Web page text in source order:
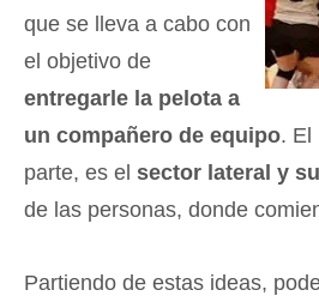
que se lleva a cabo con
el objetivo de
entregarle la pelota a
un compañero de equipo. El
parte, es el sector lateral y
de las personas, donde
Partiendo de estas ideas,